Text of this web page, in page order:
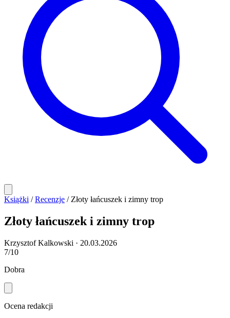
Książki / Recenzje / Złoty łańcuszek i zimny trop
Złoty łańcuszek i zimny trop
Krzysztof Kalkowski · 20.03.2026
7/10
Dobra
Ocena redakcji